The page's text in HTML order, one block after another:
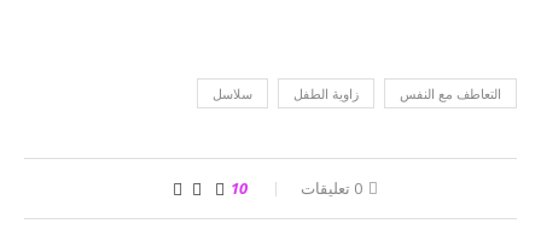
التعاطف مع النفس زاوية الطفل سلاسل
0 تعليقات 10